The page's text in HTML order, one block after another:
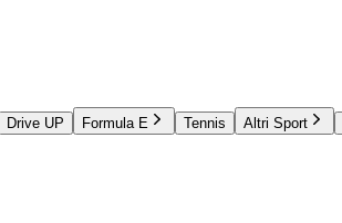
Drive UP Formula E Tennis Altri Sport